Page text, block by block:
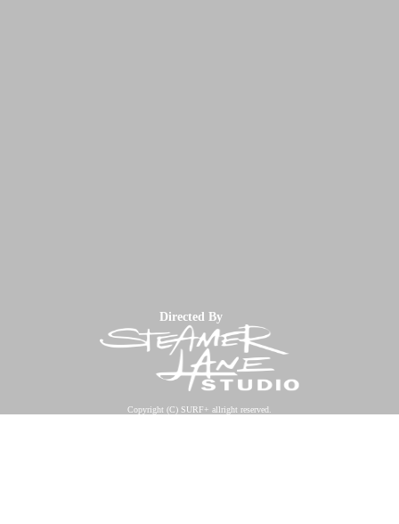
Directed By
Copyright (C) SURF+ allright reserved.